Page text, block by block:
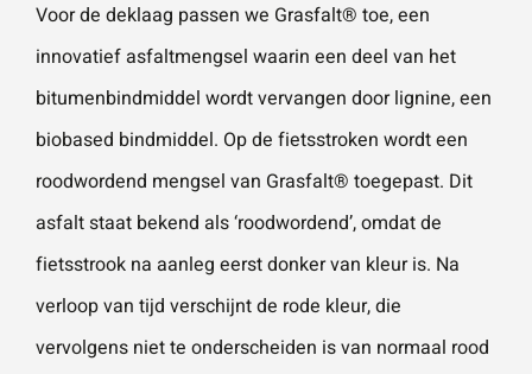
Voor de deklaag passen we Grasfalt® toe, een
innovatief asfaltmengsel waarin een deel van het
bitumenbindmiddel wordt vervangen door lignine, een
biobased bindmiddel. Op de fietsstroken wordt een
roodwordend mengsel van Grasfalt® toegepast. Dit
asfalt staat bekend als ‘roodwordend’, omdat de
fietsstrook na aanleg eerst donker van kleur is. Na
verloop van tijd verschijnt de rode kleur, die
vervolgens niet te onderscheiden is van normaal rood